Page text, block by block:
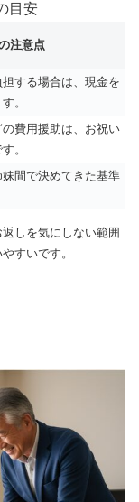
目安
注意点
する場合は、現金を
。
費用援助は、お祝い
。
間で決めてきた基準
しを気にしない範囲
すいです。